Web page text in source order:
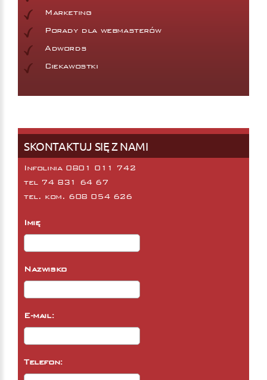
Marketing
Porady dla webmasterów
Adwords
Ciekawostki
SKONTAKTUJ SIĘ Z NAMI
Infolinia 0801 011 742
tel 74 831 64 67
tel. kom. 608 054 626
Imię
Nazwisko
E-mail:
Telefon: